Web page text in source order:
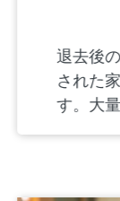
退去後
された
す。大